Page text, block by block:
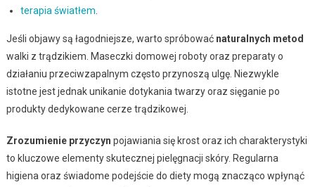
terapia światłem.
Jeśli objawy są łagodniejsze, warto spróbować naturalnych metod
walki z trądzikiem. Maseczki domowej roboty oraz preparaty o
działaniu przeciwzapalnym często przynoszą ulgę. Niezwykle
istotne jest jednak unikanie dotykania twarzy oraz sięganie po
produkty dedykowane cerze trądzikowej.
Zrozumienie przyczyn pojawiania się krost oraz ich charakterystyki
to kluczowe elementy skutecznej pielęgnacji skóry. Regularna
higiena oraz świadome podejście do diety mogą znacząco wpłynąć